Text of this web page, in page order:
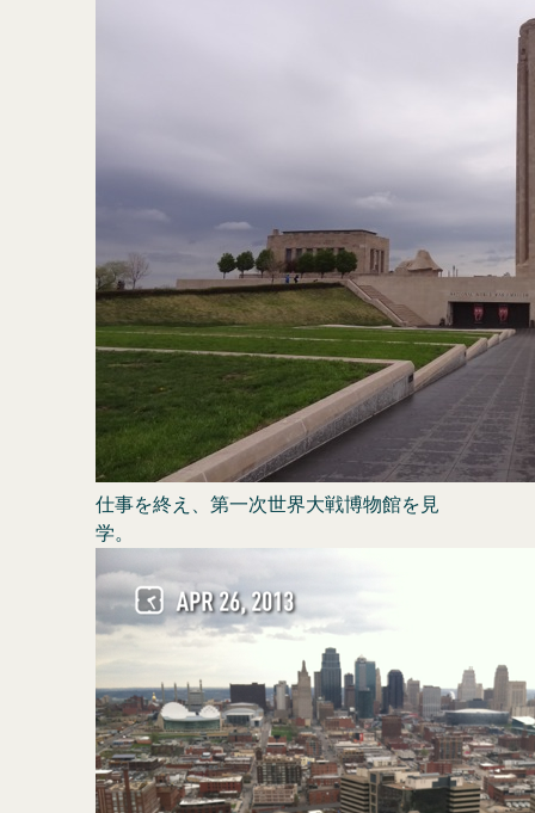
仕事を終え、第一次世界大戦博物館を見
学。